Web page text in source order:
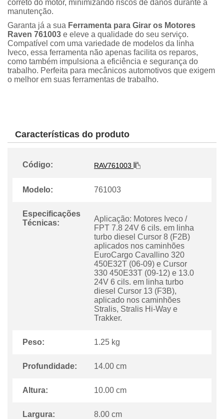
correto do motor, minimizando riscos de danos durante a
manutenção.
Garanta já a sua Ferramenta para Girar os Motores
Raven 761003 e eleve a qualidade do seu serviço.
Compatível com uma variedade de modelos da linha
Iveco, essa ferramenta não apenas facilita os reparos,
como também impulsiona a eficiência e segurança do
trabalho. Perfeita para mecânicos automotivos que exigem
o melhor em suas ferramentas de trabalho.
Características do produto
Código: RAV761003
Modelo: 761003
Especificações
Técnicas:
Aplicação: Motores Iveco /
FPT 7.8 24V 6 cils. em linha
turbo diesel Cursor 8 (F2B)
aplicados nos caminhões
EuroCargo Cavallino 320
450E32T (06-09) e Cursor
330 450E33T (09-12) e 13.0
24V 6 cils. em linha turbo
diesel Cursor 13 (F3B),
aplicado nos caminhões
Stralis, Stralis Hi-Way e
Trakker.
Peso: 1.25 kg
Profundidade: 14.00 cm
Altura: 10.00 cm
Largura: 8.00 cm